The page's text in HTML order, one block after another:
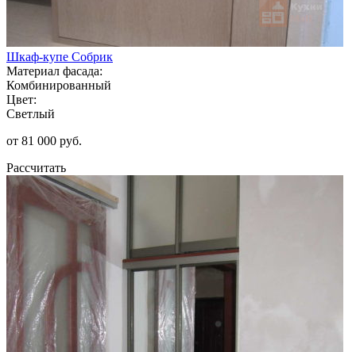
Шкаф-купе Собрик
Материал фасада:
Комбинированный
Цвет:
Светлый
от 81 000 руб.
Рассчитать